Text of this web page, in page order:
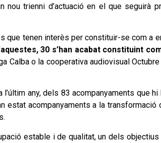
nou trienni d’actuació en el que seguirà
que tenen interès per constituir-se com a
30 s’han acabat constituint
Calba o la cooperativa audiovisual
any, dels 83 acompanyaments
acompanyaments a la
estable i de qualitat, un dels